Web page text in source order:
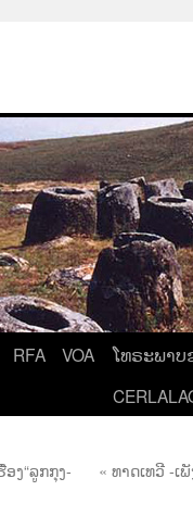
RFA VOA
ໂທຣະພາບ
ງ“ລູກກຸງ-
« ທາດເທວີ -ເ